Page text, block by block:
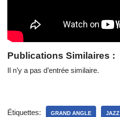
Publications Similaires :
Il n’y a pas d’entrée similaire.
Étiquettes: GRAND ANGLE JAZZ